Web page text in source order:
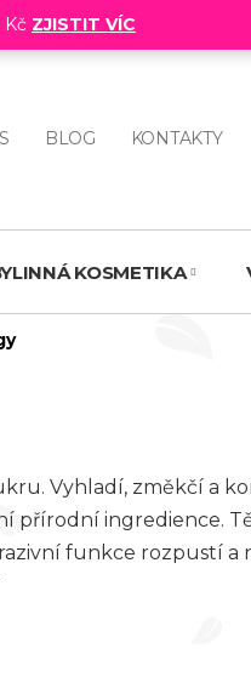
ZJISTIT VÍC
BLOG KONTAKTY
KOSMETIKA
Vyhladí, změkčí a
přírodní ingredience.
funkce rozpustí a